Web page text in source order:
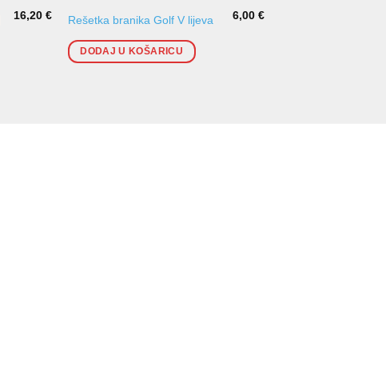
16,20 € Rešetka branika Golf V lijeva 6,00€
DODAJ U KOŠARICU